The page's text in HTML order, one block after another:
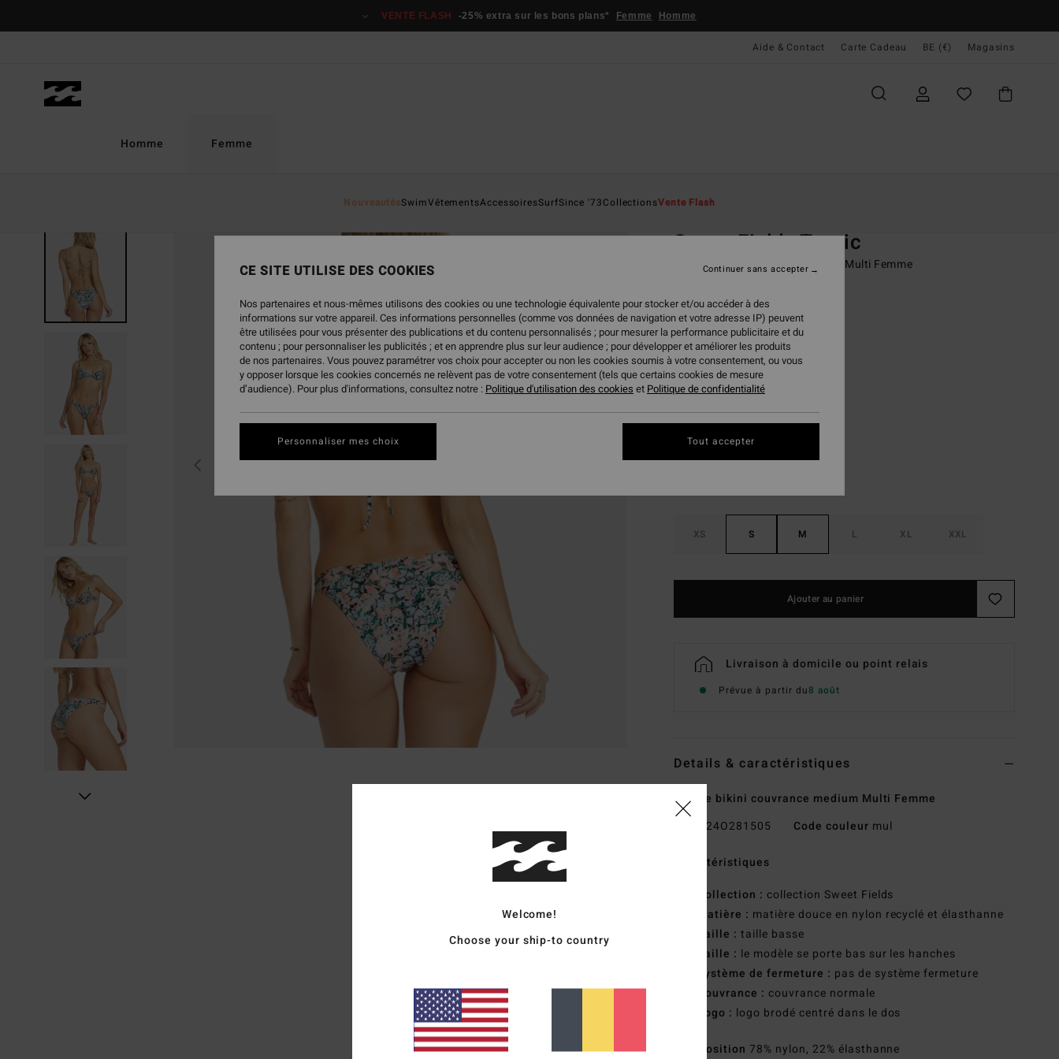
VENTE FLASH -25% extra sur les bons plans* Femme Homme
Aide & Contact Carte Cadeau BE (€) Magasins
Homme Femme
NouveautésSwimVêtementsAccessoiresSurfSince '73CollectionsVente Flash
Sweet Fields Tropic
Bas de bikini couvrance medium Multi Femme
35,95 € 63%
13,48 €
BONS PLANS
VENTE FLASH 25% EXTRA
XS S M L XL XXL
Ajouter au panier
Livraison à domicile ou point relais
Prévue à partir du8 août
Details & caractéristiques
Bas de bikini couvrance medium Multi Femme
24O281505 Code couleur mul
Caractéristiques
Collection : collection Sweet Fields
Matière : matière douce en nylon recyclé et élasthanne
Taille : taille basse
Taille : le modèle se porte bas sur les hanches
Système de fermeture : pas de système fermeture
Couvrance : couvrance normale
Logo : logo brodé centré dans le dos
Composition 78% nylon, 22% élasthanne
Welcome!
Choose your ship-to country
CE SITE UTILISE DES COOKIES
Nos partenaires et nous-mêmes utilisons des cookies ou une technologie équivalente pour stocker et/ou accéder à des
informations sur votre appareil. Ces informations personnelles (comme vos données de navigation et votre adresse IP) peuvent
être utilisées pour vous présenter des publications et du contenu personnalisés ; pour mesurer la performance publicitaire et du
contenu ; pour personnaliser les publicités ; et en apprendre plus sur leur audience ; pour développer et améliorer les produits
de nos partenaires. Vous pouvez paramétrer vos choix pour accepter ou non les cookies soumis à votre consentement, ou vous
y opposer lorsque les cookies concernés ne relèvent pas de votre consentement (tels que certains cookies de mesure
d’audience). Pour plus d'informations, consultez notre : Politique d'utilisation des cookies et Politique de confidentialité
Personnaliser mes choix
Continuer sans accepter
Tout accepter